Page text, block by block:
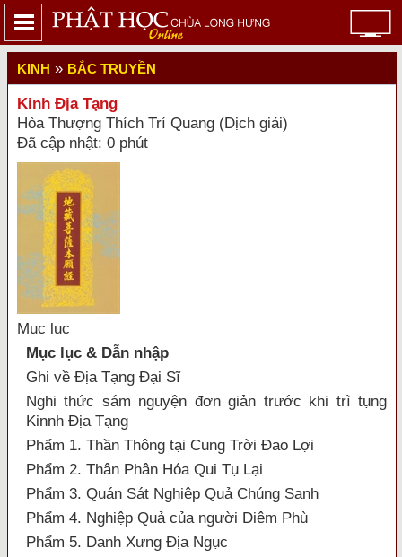
KINH » BẮC TRUYỀN
Kinh Địa Tạng
Hòa Thượng Thích Trí Quang (Dịch giải)
Đã cập nhật: 0 phút
Mục lục
Mục lục & Dẫn nhập
Ghi về Địa Tạng Đại Sĩ
Nghi thức sám nguyện đơn giản trước khi trì tụng
Kinnh Địa Tạng
Phẩm 1. Thần Thông tại Cung Trời Đao Lợi
Phẩm 2. Thân Phân Hóa Qui Tụ Lại
Phẩm 3. Quán Sát Nghiệp Quả Chúng Sanh
Phẩm 4. Nghiệp Quả của người Diêm Phù
Phẩm 5. Danh Xưng Địa Ngục